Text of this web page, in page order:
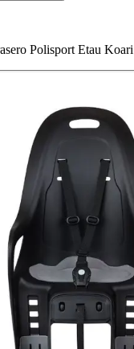
Polisport Etau Koari